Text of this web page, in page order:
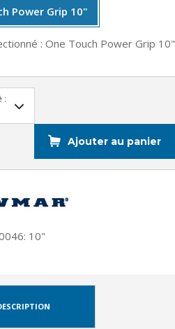
Power Grip 10"
:One Touch Power Grip 10"
:
Ajouter au panier
10"